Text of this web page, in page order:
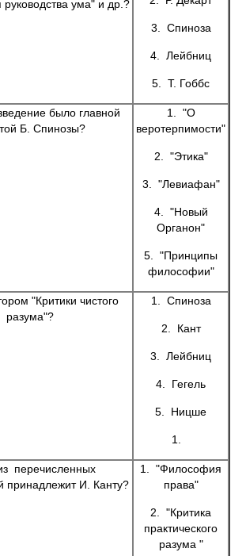
ума" и др.?
3. Спиноза
4. Лейбниц
5. Т. Гоббс
было главной
Б. Спинозы?
1. "О
веротерпимости"
2. "Этика"
3. "Левиафан"
4. "Новый
Органон"
5. "Принципы
философии"
"Критики чистого
разума"?
1. Спиноза
2. Кант
3. Лейбниц
4. Гегель
5. Ницше
1.
перечисленных
принадлежит И. Канту?
1. "Философия
права"
2. "Критика
практического
разума "